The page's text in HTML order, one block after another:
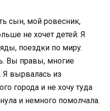
сын, мой ровесник,
не хочет детей. Я
поездки по миру.
Вы правы, многие
вырвалась из
города и не хочу туда
и немного помолчала.